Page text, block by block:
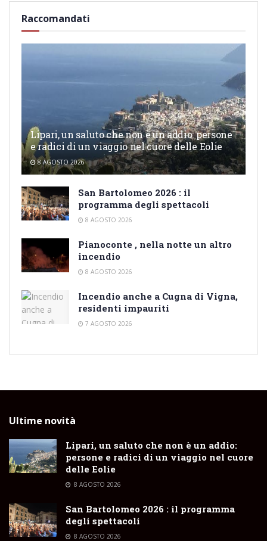
Raccomandati
Lipari, un saluto che non è un addio: persone
e radici di un viaggio nel cuore delle Eolie
8 AGOSTO 2026
San Bartolomeo 2026 : il
programma degli spettacoli
8 AGOSTO 2026
Pianoconte , nella notte un altro
incendio
8 AGOSTO 2026
Incendio anche a Cugna di Vigna,
residenti impauriti
7 AGOSTO 2026
Ultime novità
Lipari, un saluto che non è un addio:
persone e radici di un viaggio nel cuore
delle Eolie
8 AGOSTO 2026
San Bartolomeo 2026 : il programma
degli spettacoli
8 AGOSTO 2026